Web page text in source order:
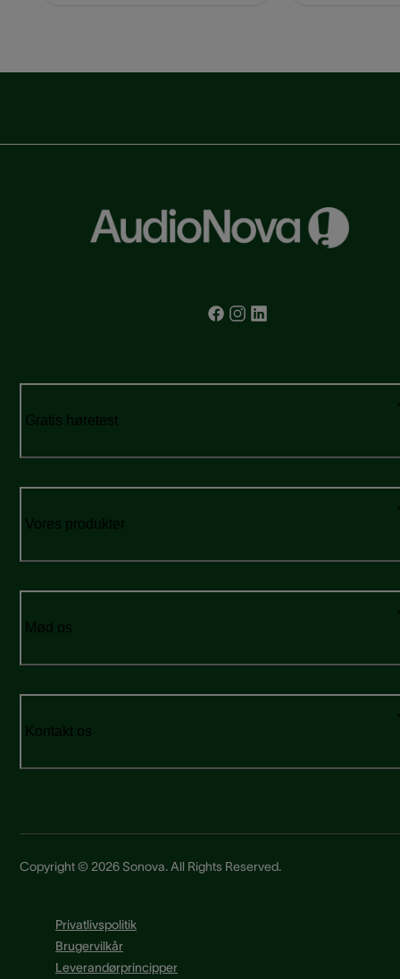
Gratis høretest
Vores produkter
Mød os
Kontakt os
Copyright © 2026 Sonova. All Rights Reserved.
Privatlivspolitik
Brugervilkår
Leverandørprincipper